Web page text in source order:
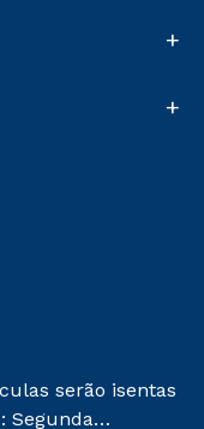
+
+
serão isentas
Segunda